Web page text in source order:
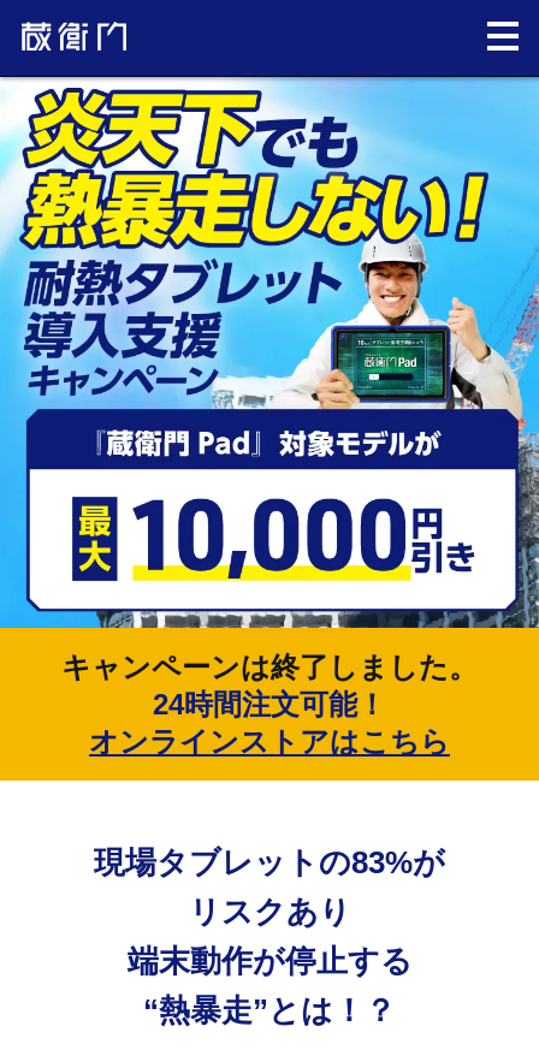
キャンペーンは終了しました。
24時間注文可能！
オンラインストアはこちら
現場タブレットの83%が
リスクあり
端末動作が停止する
“熱暴走”とは！？